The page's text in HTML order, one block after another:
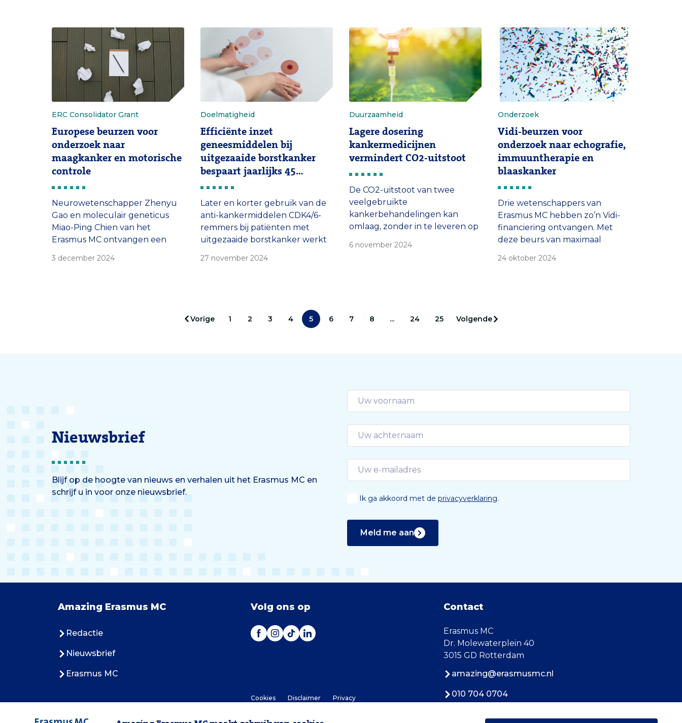
oncoloog Heleen van
Beekhuizen in de podcast In
Opname.
neoplasmata, longcarcinoid,
blaasonderzoek en
alvleesklierkanker.
september 2025 fietst hij van
Florence naar het Erasmus MC,
om geld in te zamelen voor
onderzoek.
ERC Consolidator Grant
Europese beurzen voor
onderzoek naar
maagkanker en motorische
controle
Neurowetenschapper Zhenyu
Gao en moleculair geneticus
Miao-Ping Chien van het
Erasmus MC ontvangen een
European Research Council. Ze
3 december 2024
Doelmatigheid
Efficiënte inzet
geneesmiddelen bij
uitgezaaide borstkanker
bespaart jaarlijks 45
miljoen euro
Later en korter gebruik van de
anti-kankermiddelen CDK4/6-
remmers bij patiënten met
uitgezaaide borstkanker werkt
bijwerkingen en leidt tot lagere
doelmatigheidsonderzoek
waarvan de resultaten zijn
27 november 2024
Duurzaamheid
Lagere dosering
kankermedicijnen
vermindert CO2-uitstoot
De CO2-uitstoot van twee
veelgebruikte
kankerbehandelingen kan
omlaag, zonder in te leveren op
medicijnen. Dat blijkt uit
6 november 2024
Onderzoek
Vidi-beurzen voor
onderzoek naar echografie,
immuuntherapie en
blaaskanker
Drie wetenschappers van
Erasmus MC hebben zo’n Vidi-
financiering ontvangen. Met
deze beurs van maximaal
onderzoekers de kans om in de
24 oktober 2024
Vorige 1 2 3 4 5 6 7 8 ... 24 25 Volgende
Nieuwsbrief
Blijf op de hoogte van nieuws en verhalen uit het Erasmus MC en
schrijf u in voor onze nieuwsbrief.
Ik ga akkoord met de privacyverklaring.
Meld me aan
Amazing Erasmus MC
Redactie
Nieuwsbrief
Erasmus MC
Volg ons op
Cookies Disclaimer Privacy
Contact
Erasmus MC
Dr. Molewaterplein 40
3015 GD Rotterdam
amazing@erasmusmc.nl
010 704 0704